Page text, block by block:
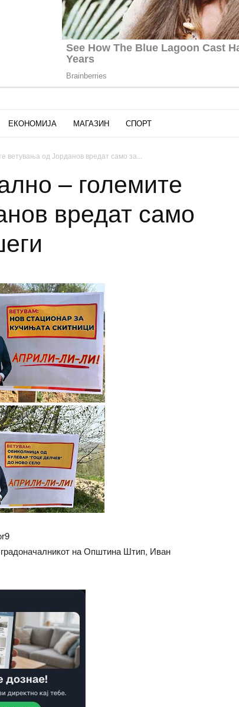
ЕКОНОМИЈА МАГАЗИН СПОРТ
од Јорданов вредат само за...
– големите
вредат само
на Општина Штип, Иван